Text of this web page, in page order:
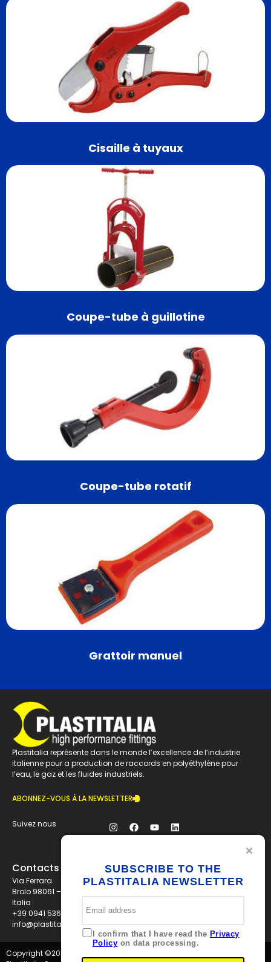
SUBSCRIBE TO THE
PLASTITALIA NEWSLETTER
I confirm that I have read the Privacy
Policy on data processing.
Cisaille à tuyaux
Coupe-tube à guillotine
Coupe-tube rotatif
Grattoir manuel
Plastitalia représente dans le monde l’excellence de l’industrie
italienne pour a production de raccords en polyéthylène pour
l’eau, le gaz et les fluides industriels.
ABONNEZ-VOUS À LA NEWSLETTER
Suivez nous
Contacts
Via Ferrara
Brolo 98061 – ME
Italia
+39 0941 536311
info@plastitaliaspa.com
Copyright ©2026